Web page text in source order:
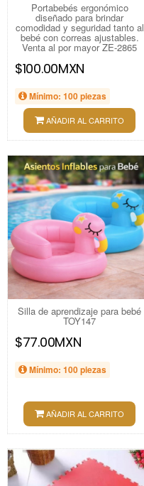
Portabebés ergonómico
diseñado para brindar
comodidad y seguridad tanto al
bebé con correas ajustables.
Venta al por mayor ZE-2865
$100.00MXN
Mínimo: 100 piezas
AÑADIR AL CARRITO
Silla de aprendizaje para bebé
TOY147
$77.00MXN
Mínimo: 100 piezas
AÑADIR AL CARRITO